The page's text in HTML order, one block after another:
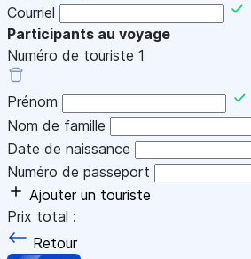
Courriel
Participants au voyage
Numéro de touriste 1
Prénom
Nom de famille
Date de naissance
Numéro de passeport
Ajouter un touriste
Prix total :
Retour